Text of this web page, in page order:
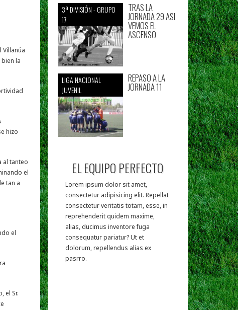
la
hizo
al tanteo
el
tan a
el
el Sr.
3ª DIVISIÓN - GRUPO
17
TRAS LA
JORNADA 29 ASI
VEMOS EL
ASCENSO
LIGA NACIONAL
JUVENIL
REPASO A LA
JORNADA 11
EL EQUIPO PERFECTO
Lorem ipsum dolor sit amet,
consectetur adipisicing elit. Repellat
consectetur veritatis totam, esse, in
reprehenderit quidem maxime,
alias, ducimus inventore fuga
consequatur pariatur? Ut et
dolorum, repellendus alias ex
pasrro.